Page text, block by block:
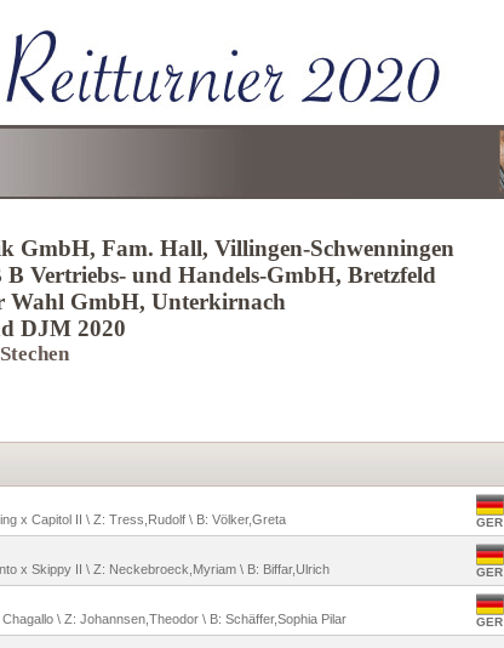
GmbH, Fam. Hall, Villingen-Schwenningen
Vertriebs- und Handels-GmbH, Bretzfeld
Wahl GmbH, Unterkirnach
DJM 2020
x Capitol II \ Z: Tress,Rudolf \ B: Völker,Greta GER
x Skippy II \ Z: Neckebroeck,Myriam \ B: Biffar,Ulrich GER
\ Z: Johannsen,Theodor \ B: Schäffer,Sophia Pilar GER